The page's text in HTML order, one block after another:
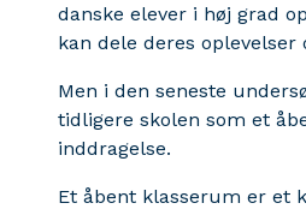
danske elever i høj grad
kan dele deres
Men i den seneste
tidligere skolen som et
inddragelse.
Et åbent klasserum er et